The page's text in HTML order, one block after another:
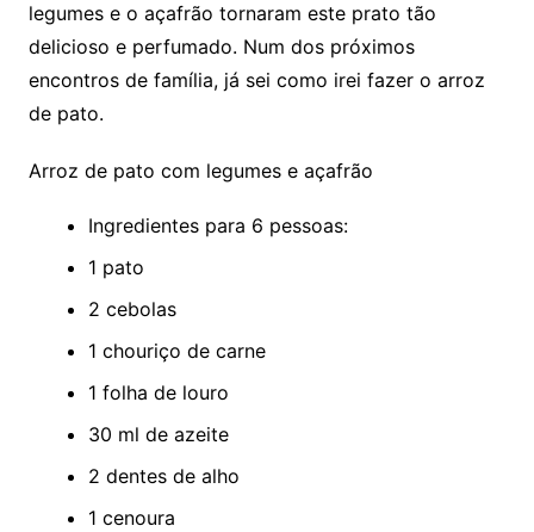
legumes e o açafrão tornaram este prato tão
delicioso e perfumado. Num dos próximos
encontros de família, já sei como irei fazer o arroz
de pato.
Arroz de pato com legumes e açafrão
Ingredientes para 6 pessoas:
1 pato
2 cebolas
1 chouriço de carne
1 folha de louro
30 ml de azeite
2 dentes de alho
1 cenoura